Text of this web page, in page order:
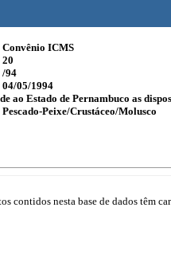
Convênio ICMS
20
/94
04/05/1994
ao Estado de Pernambuco as
Pescado-Peixe/Crustáceo/Molusco
contidos nesta base de dados têm